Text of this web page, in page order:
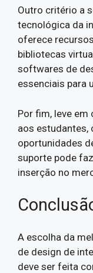
Outro critério a
tecnológica da
oferece
bibliotecas
softwares de
essenciais para
Por fim, leve
aos estudantes,
oportunidades
suporte pode
inserção no
A escolha da
de design de
deve ser feita